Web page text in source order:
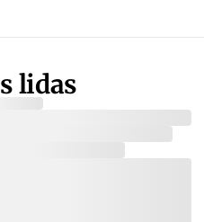
lidas